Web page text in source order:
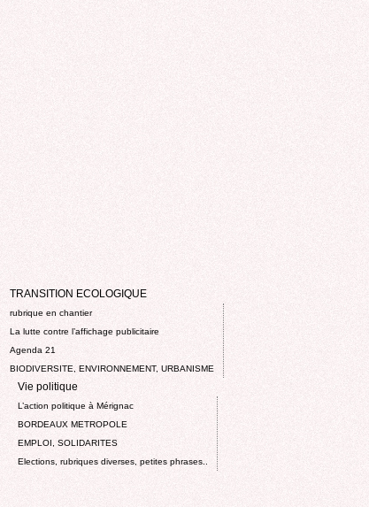
TRANSITION ECOLOGIQUE
rubrique en chantier
La lutte contre l’affichage publicitaire
Agenda 21
BIODIVERSITE, ENVIRONNEMENT, URBANISME
Vie politique
L’action politique à Mérignac
BORDEAUX METROPOLE
EMPLOI, SOLIDARITES
Elections, rubriques diverses, petites phrases..